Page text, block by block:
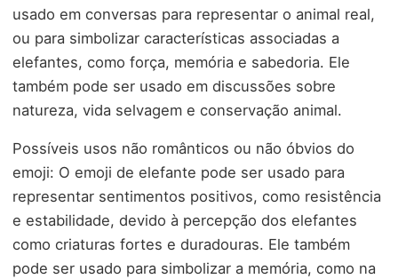
usado em conversas para representar o animal real,
ou para simbolizar características associadas a
elefantes, como força, memória e sabedoria. Ele
também pode ser usado em discussões sobre
natureza, vida selvagem e conservação animal.
Possíveis usos não românticos ou não óbvios do
emoji: O emoji de elefante pode ser usado para
representar sentimentos positivos, como resistência
e estabilidade, devido à percepção dos elefantes
como criaturas fortes e duradouras. Ele também
pode ser usado para simbolizar a memória, como na